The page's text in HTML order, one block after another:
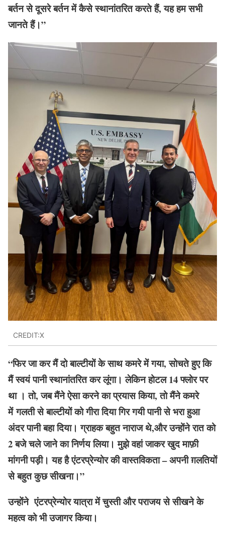
बर्तन से दूसरे बर्तन में कैसे स्थानांतरितकरते हैं, यह हम सभी
जानते हैं।”
CREDIT:X
“फिर जा कर मैं दो बाल्टीयों के साथ कमरे में गया, सोचते हुए कि
मैं स्वयं पानी स्थानांतरित कर लूंगा। लेकिन होटल 14 फ्लोर पर
था । तो, जब मैंने ऐसा करने का प्रयास किया, तो मैंने कमरे
मेंगलती से बाल्टीयोंकोगीरा दियागिर गयी पानी से भरा हुआ
अंदर पानीबहा दिया। ग्राहक बहुत नाराज थे,और उन्होंने रात को
2 बजे चले जाने का निर्णय लिया। मुझे वहां जाकर खुद माफ़ी
मांगनी पड़ी। यह है एंटरप्रेन्योर की वास्तविकता – अपनी ग़लतियों
से बहुत कुछ सीखना।”
उन्होंने एंटरप्रेन्योर यात्रा में चुस्ती और पराजय से सीखने के
महत्व को भी उजागर किया।